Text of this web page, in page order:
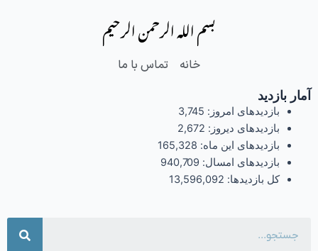
بسم الله الرحمن الرحیم
خانه تماس با ما
آمار بازدید
بازدیدهای امروز: 3,745
بازدیدهای دیروز: 2,672
بازدیدهای این ماه: 165,328
بازدیدهای امسال: 940,709
کل بازدیدها: 13,596,092